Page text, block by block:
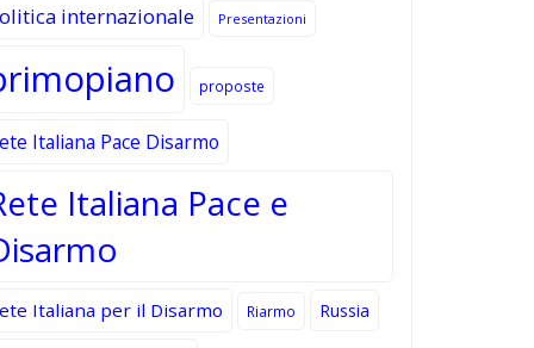
internazionale
Presentazioni
proposte
Italiana Pace Disarmo
Italiana Pace e
Italiana per il Disarmo Riarmo Russia